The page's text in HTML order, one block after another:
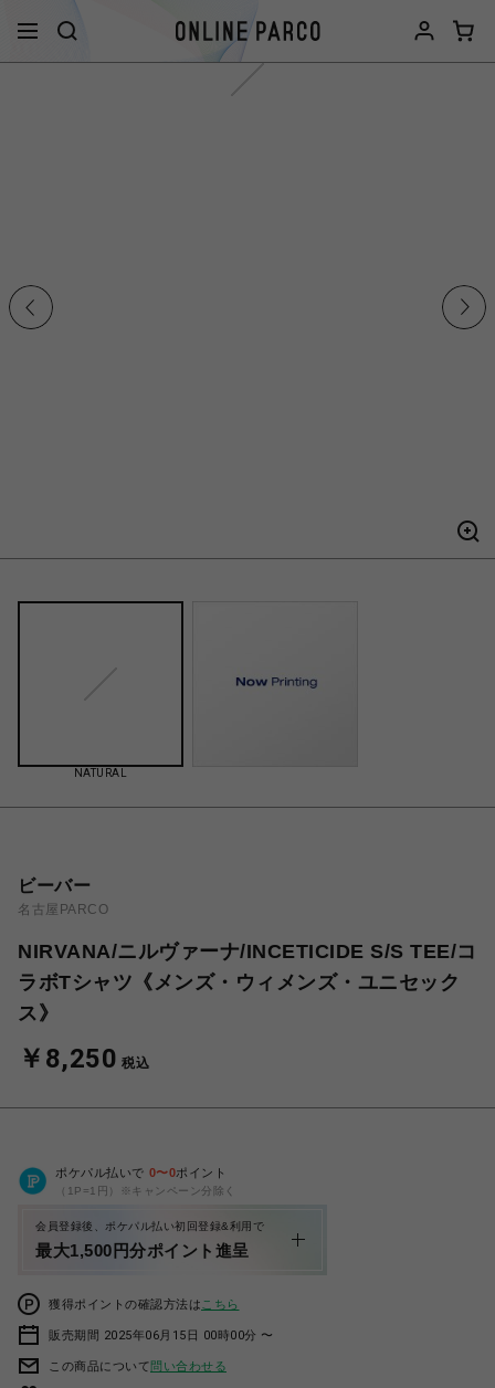
NATURAL
ビーバー
名古屋PARCO
NIRVANA/ニルヴァーナ/INCETICIDE S/S TEE/コ
ラボTシャツ《メンズ・ウィメンズ・ユニセック
ス》
￥8,250 税込
ポケパル払いで 0〜0ポイント
（1P=1円）※キャンペーン分除く
会員登録後、ポケパル払い初回登録&利用で
最大1,500円分ポイント進呈
獲得ポイントの確認方法は こちら
販売期間 2025年06月15日 00時00分 〜
この商品について問い合わせる